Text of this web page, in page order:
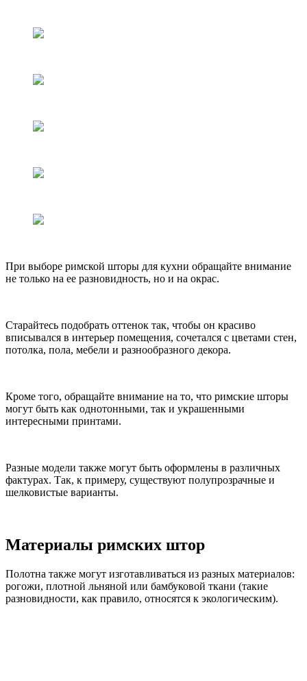
При выборе римской шторы для кухни обращайте внимание
не только на ее разновидность, но и на окрас.
Старайтесь подобрать оттенок так, чтобы он красиво
вписывался в интерьер помещения, сочетался с цветами стен,
потолка, пола, мебели и разнообразного декора.
Кроме того, обращайте внимание на то, что римские шторы
могут быть как однотонными, так и украшенными
интересными принтами.
Разные модели также могут быть оформлены в различных
фактурах. Так, к примеру, существуют полупрозрачные и
шелковистые варианты.
Материалы римских штор
Полотна также могут изготавливаться из разных материалов:
рогожи, плотной льняной или бамбуковой ткани (такие
разновидности, как правило, относятся к экологическим).